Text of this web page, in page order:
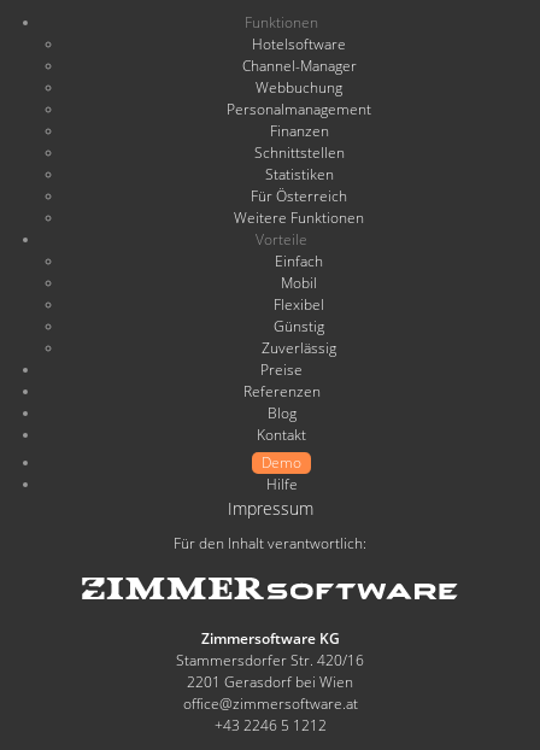
Funktionen
Hotelsoftware
Channel-Manager
Webbuchung
Personalmanagement
Finanzen
Schnittstellen
Statistiken
Für Österreich
Weitere Funktionen
Vorteile
Einfach
Mobil
Flexibel
Günstig
Zuverlässig
Preise
Referenzen
Blog
Kontakt
Demo
Hilfe
Impressum
Für den Inhalt verantwortlich:
Zimmersoftware KG
Stammersdorfer Str. 420/16
2201 Gerasdorf bei Wien
office@zimmersoftware.at
+43 2246 5 1212